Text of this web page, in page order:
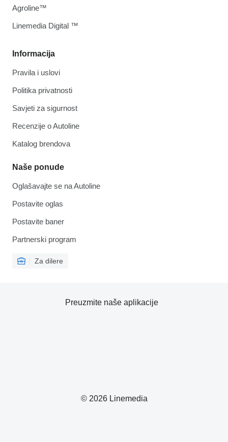
Informacija
Pravila i uslovi
Politika privatnosti
Savjeti za sigurnost
Recenzije o Autoline
Katalog brendova
Naše ponude
Oglašavajte se na Autoline
Postavite oglas
Postavite baner
Partnerski program
Za dilere
Agroline™
Linemedia Digital ™
© 2026 Linemedia
Preuzmite naše aplikacije